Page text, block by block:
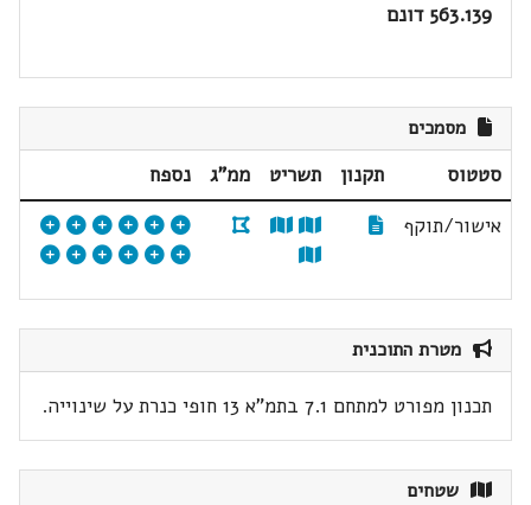
563.139 דונם
מסמכים
סטטוס תקנון תשריט ממ"ג
נספח
אישור/תוקף
מטרת התוכנית
תכנון מפורט למתחם 7.1 בתמ"א 13 חופי כנרת על שינוייה.
שטחים